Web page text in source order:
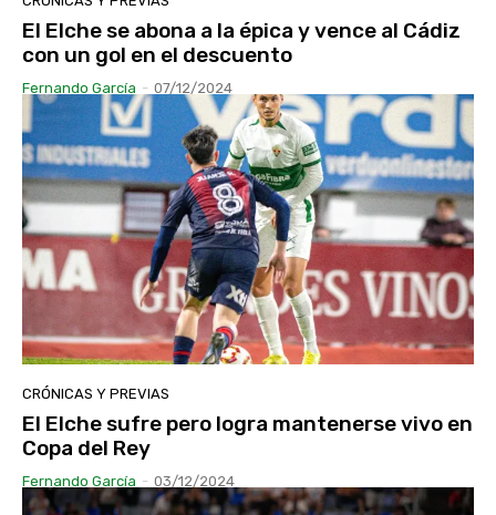
El Elche se abona a la épica y vence al Cádiz
con un gol en el descuento
Fernando García - 07/12/2024
CRÓNICAS Y PREVIAS
El Elche sufre pero logra mantenerse vivo en
Copa del Rey
Fernando García - 03/12/2024